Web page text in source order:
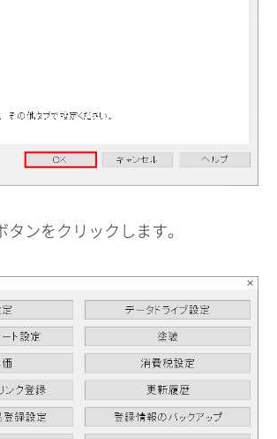
ンをクリックします。